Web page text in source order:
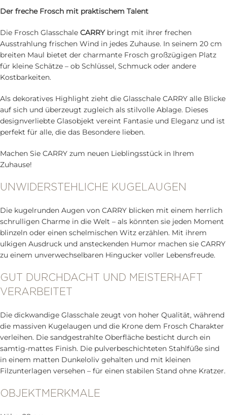
Der freche Frosch mit praktischem Talent
Die Frosch Glasschale CARRYbringt mit ihrer frechen
Ausstrahlung frischen Wind in jedes Zuhause. In seinem 20 cm
breiten Maul bietet der charmante Frosch großzügigen Platz
für kleine Schätze – ob Schlüssel, Schmuck oder andere
Kostbarkeiten.
Als dekoratives Highlight zieht die Glasschale CARRY alle Blicke
auf sich und überzeugt zugleich als stilvolle Ablage. Dieses
designverliebte Glasobjekt vereint Fantasie und Eleganz und ist
perfekt für alle, die das Besondere lieben.
Machen Sie CARRY zum neuen Lieblingsstück in Ihrem
Zuhause!
UNWIDERSTEHLICHE KUGELAUGEN
Die kugelrunden Augen von CARRY blicken mit einem herrlich
schrulligen Charme in die Welt – als könnten sie jeden Moment
blinzeln oder einen schelmischen Witz erzählen. Mit ihrem
ulkigen Ausdruck und ansteckenden Humor machen sie CARRY
zu einem unverwechselbaren Hingucker voller Lebensfreude.
GUT DURCHDACHT UND MEISTERHAFT
VERARBEITET
Die dickwandige Glasschale zeugt von hoher Qualität, während
die massiven Kugelaugen und die Krone dem Frosch Charakter
verleihen. Die sandgestrahlte Oberfläche besticht durch ein
samtig-mattes Finish. Die pulverbeschichteten Stahlfüße sind
in einem matten Dunkeloliv gehalten und mit kleinen
Filzunterlagen versehen – für einen stabilen Stand ohne Kratzer.
OBJEKTMERKMALE